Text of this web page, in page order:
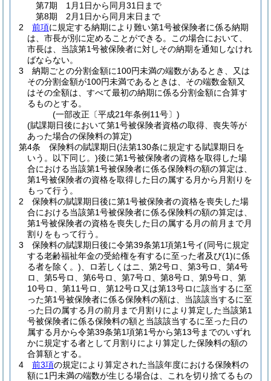
第7期 1月1日から同月31日まで
第8期 2月1日から同月末日まで
2
前項に規定する納期により難い第1号被保険者に係る納期
は、市長が別に定めることができる。
この場合において、
市長は、当該第1号被保険者に対しその納期を通知しなけれ
ばならない。
3
納期ごとの分割金額に100円未満の端数があるとき、又は
その分割金額が100円未満であるときは、その端数金額又
はその全額は、すべて最初の納期に係る分割金額に合算す
るものとする。
(一部改正〔平成21年条例11号〕)
(賦課期日後において第1号被保険者資格の取得、喪失等が
あった場合の保険料の算定)
第4条
保険料の賦課期日(法第130条に規定する賦課期日を
いう。以下同じ。)後に第1号被保険者の資格を取得した場
合における当該第1号被保険者に係る保険料の額の算定は、
第1号被保険者の資格を取得した日の属する月から月割りを
もって行う。
2
保険料の賦課期日後に第1号被保険者の資格を喪失した場
合における当該第1号被保険者に係る保険料の額の算定は、
第1号被保険者の資格を喪失した日の属する月の前月まで月
割りをもって行う。
3
保険料の賦課期日後に令第39条第1項第1号イ(同号に規定
する老齢福祉年金の受給権を有するに至った者及び(1)に係
る者を除く。) 、ロ若しくはニ、第2号ロ、第3号ロ、第4号
ロ、第5号ロ、第6号ロ、第7号ロ、第8号ロ、第9号ロ、第
10号ロ、第11号ロ、第12号ロ又は第13号ロに該当するに至
った第1号被保険者に係る保険料の額は、当該該当するに至
った日の属する月の前月まで月割りにより算定した当該第1
号被保険者に係る保険料の額と当該該当するに至った日の
属する月から令第39条第1項第1号から第13号までのいずれ
かに規定する者として月割りにより算定した保険料の額の
合算額とする。
4
前3項の規定により算定された当該年度における保険料の
額に1円未満の端数が生じる場合は、これを切り捨てるもの